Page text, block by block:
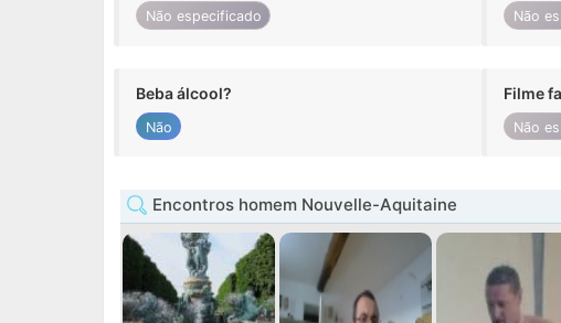
Não especificado Não
Beba álcool?
Não
Filme
Não
Encontros homem Nouvelle-Aquitaine